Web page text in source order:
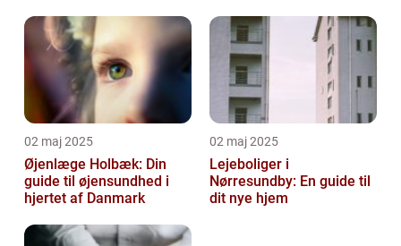
02 maj 2025
Øjenlæge Holbæk: Din
guide til øjensundhed i
hjertet af Danmark
02 maj 2025
Lejeboliger i
Nørresundby: En guide til
dit nye hjem